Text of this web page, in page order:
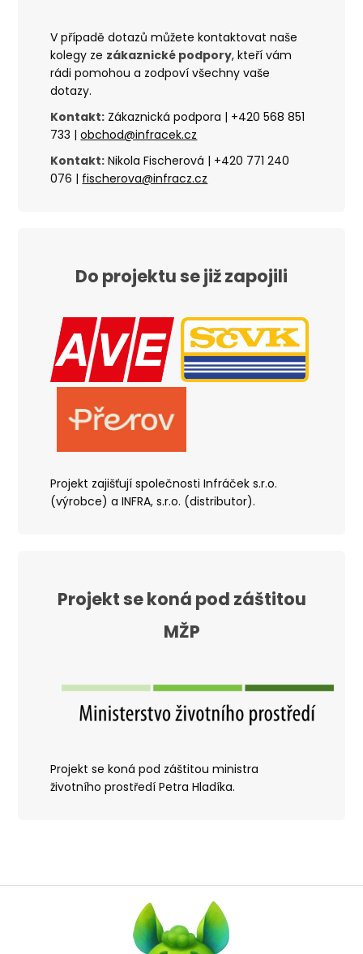
V případě dotazů můžete kontaktovat naše
kolegy ze zákaznické podpory, kteří vám
rádi pomohou a zodpoví všechny vaše
dotazy.
Kontakt: Zákaznická podpora | +420568 851
733 |obchod@infracek.cz
Kontakt: Nikola Fischerová | +420 771 240
076 | fischerova@infracz.cz
Do projektu se již zapojili
Projekt zajišťují společnosti Infráček s.r.o.
(výrobce) a INFRA, s.r.o. (distributor).
Projekt se koná pod záštitou
MŽP
Projekt se koná pod záštitou ministra
životního prostředí Petra Hladíka.